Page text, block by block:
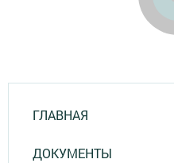
ГЛАВНАЯ
ДОКУМЕНТЫ